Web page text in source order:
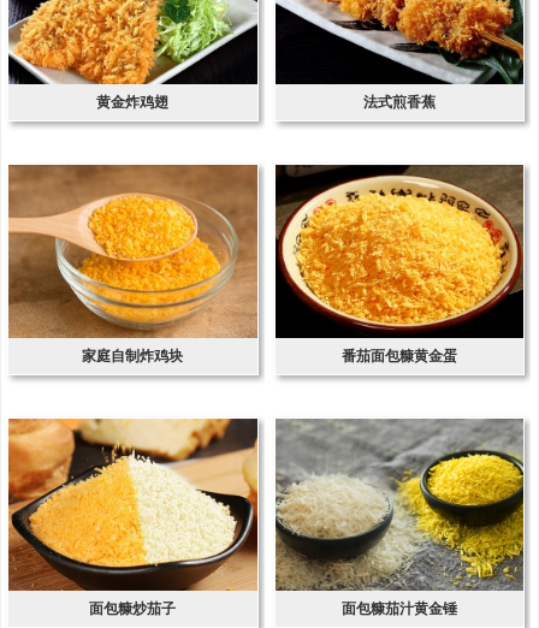
黄金炸鸡翅 法式煎香蕉
家庭自制炸鸡块 番茄面包糠黄金蛋
面包糠炒茄子 面包糠茄汁黄金锤